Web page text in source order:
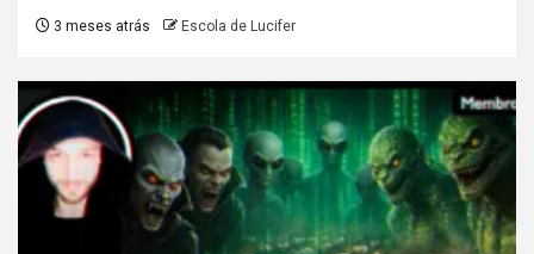
3 meses atrás Escola de Lucifer